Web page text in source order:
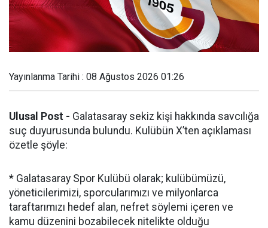
Yayınlanma Tarihi : 08 Ağustos 2026 01:26
Ulusal Post - Galatasaray sekiz kişi hakkında savcılığa
suç duyurusunda bulundu. Kulübün X’ten açıklaması
özetle şöyle:
* Galatasaray Spor Kulübü olarak; kulübümüzü,
yöneticilerimizi, sporcularımızı ve milyonlarca
taraftarımızı hedef alan, nefret söylemi içeren ve
kamu düzenini bozabilecek nitelikte olduğu